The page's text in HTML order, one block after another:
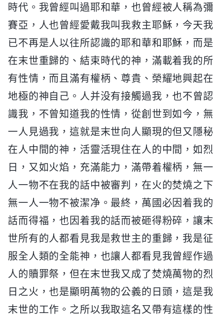
時代。我曾經叫過耶和華，也曾經被人稱為彌
賽亞，人也曾經愛戴我叫我救主耶穌，今天我
已不再是人以往所認識的耶和華和耶穌，而是
在末世重歸的、結束時代的神，滿載着我的所
有性情，而且滿有權柄、尊貴、榮耀地興起在
地極的神自己。人并没有接觸過我，也不曾認
識我，不曾知道我的性情，從創世到如今，無
一人見過我，這就是末世向人顯現的但又隱秘
在人中間的神，活靈活現住在人的中間，如烈
日，又如火焰，充滿能力，滿帶着權柄，無一
人一物不在我的話中被審判，在火的焚燒之下
無一人一物不被潔净。最終，萬國必因着我的
話而得福，也因着我的話而被砸得粉碎，讓末
世所有的人都看見我是救世主的重歸，我是征
服全人類的全能神，也讓人都看見我曾經作過
人的贖罪祭，但在末世我又成了焚燒萬物的烈
日之火，也是顯明萬物的公義的日頭，這是我
末世的工作。之所以我取這名又帶有這樣的性